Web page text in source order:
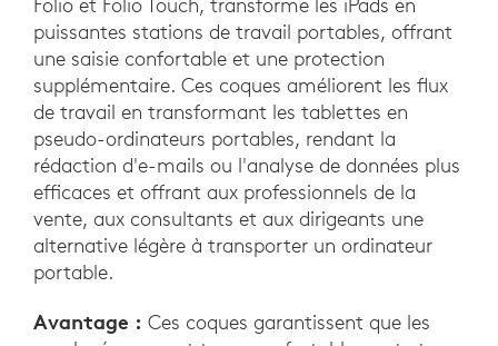
puissantes stations de travail portables, offrant
une saisie confortable et une protection
supplémentaire. Ces coques améliorent les flux
de travail en transformant les tablettes en
pseudo-ordinateurs portables, rendant la
rédaction d'e-mails ou l'analyse de données plus
efficaces et offrant aux professionnels de la
vente, aux consultants et aux dirigeants une
alternative légère à transporter un ordinateur
portable.
Avantage : Ces coques garantissent que les